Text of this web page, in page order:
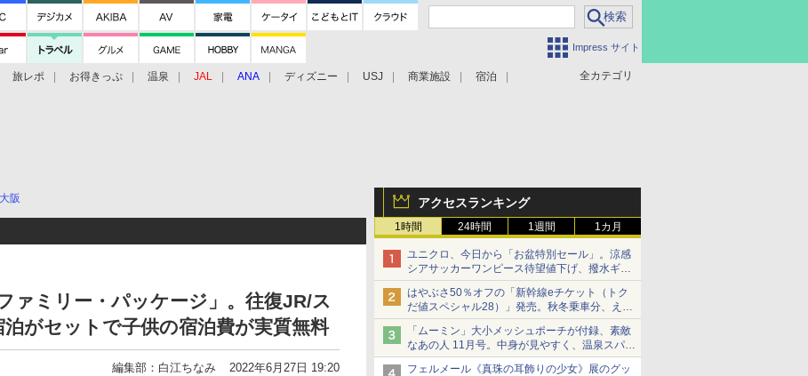
Impress サイト
全カテゴリ
旅レポ お得きっぷ 温泉 JAL ANA ディズニー USJ 商業施設 宿泊
アクセスランキング
1時間 24時間 1週間 1カ月
ユニクロ、今日から「お盆特別セール」。涼感
シアサッカーワンピース待望値下げ、撥水ギア
ショーツは1990円に
はやぶさ50％オフの「新幹線eチケット（トク
だ値スペシャル28）」発売。秋冬乗車分、えき
ねっと限定
「ムーミン」大小メッシュポーチが付録、素敵
なあの人 11月号。中身が見やすく、温泉スパに
も使える
フェルメール《真珠の耳飾りの少女》展のグッ
阪
ァミリー・パッケージ」。往復JR/ス
がセットで子供の宿泊費が実質無料
編集部：白江ちなみ 2022年6月27日 19:20